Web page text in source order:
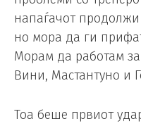
напаѓачот продолжи
но мора да ги
Морам да работам
Вини, Мастантуно и
Тоа беше првиот